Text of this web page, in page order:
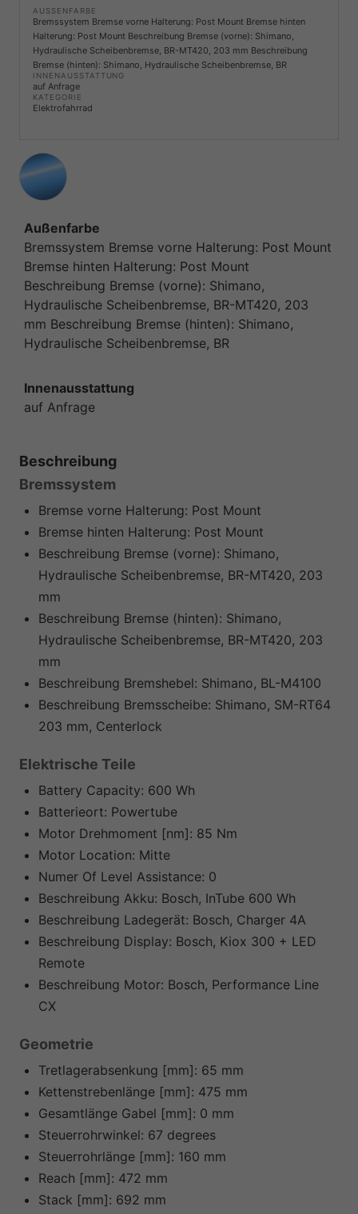
AUSSENFARBE
Bremssystem Bremse vorne Halterung: Post Mount Bremse hinten
Halterung: Post Mount Beschreibung Bremse (vorne): Shimano,
Hydraulische Scheibenbremse, BR-MT420, 203 mm Beschreibung
Bremse (hinten): Shimano, Hydraulische Scheibenbremse, BR
INNENAUSSTATTUNG
auf Anfrage
KATEGORIE
Elektrofahrrad
Außenfarbe
Bremssystem Bremse vorne Halterung: Post Mount
Bremse hinten Halterung: Post Mount
Beschreibung Bremse (vorne): Shimano,
Hydraulische Scheibenbremse, BR-MT420, 203
mm Beschreibung Bremse (hinten): Shimano,
Hydraulische Scheibenbremse, BR
Innenausstattung
auf Anfrage
Beschreibung
Bremssystem
Bremse vorne Halterung: Post Mount
Bremse hinten Halterung: Post Mount
Beschreibung Bremse (vorne): Shimano,
Hydraulische Scheibenbremse, BR-MT420, 203
mm
Beschreibung Bremse (hinten): Shimano,
Hydraulische Scheibenbremse, BR-MT420, 203
mm
Beschreibung Bremshebel: Shimano, BL-M4100
Beschreibung Bremsscheibe: Shimano, SM-RT64
203 mm, Centerlock
Elektrische Teile
Battery Capacity: 600 Wh
Batterieort: Powertube
Motor Drehmoment [nm]: 85 Nm
Motor Location: Mitte
Numer Of Level Assistance: 0
Beschreibung Akku: Bosch, InTube 600 Wh
Beschreibung Ladegerät: Bosch, Charger 4A
Beschreibung Display: Bosch, Kiox 300 + LED
Remote
Beschreibung Motor: Bosch, Performance Line
CX
Geometrie
Tretlagerabsenkung [mm]: 65 mm
Kettenstrebenlänge [mm]: 475 mm
Gesamtlänge Gabel [mm]: 0 mm
Steuerrohrwinkel: 67 degrees
Steuerrohrlänge [mm]: 160 mm
Reach [mm]: 472 mm
Stack [mm]: 692 mm